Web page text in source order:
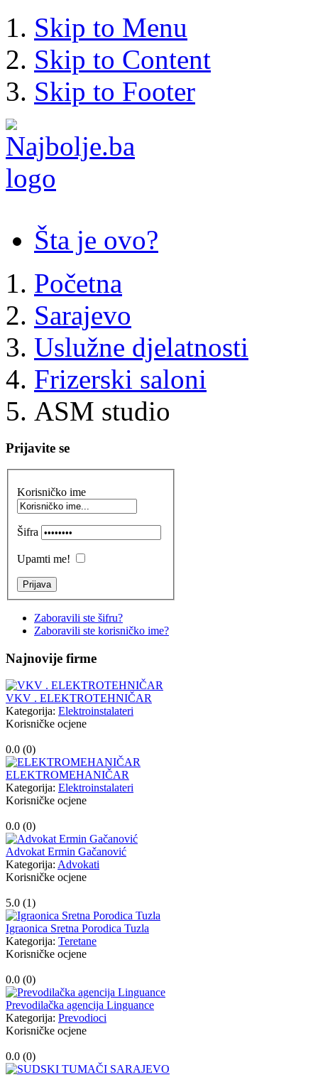
Skip to Menu
Skip to Content
Skip to Footer
Šta je ovo?
Početna
Sarajevo
Uslužne djelatnosti
Frizerski saloni
ASM studio
Prijavite se
Korisničko ime
Šifra
Upamti me!
Zaboravili ste šifru?
Zaboravili ste korisničko ime?
Najnovije firme
VKV . ELEKTROTEHNIČAR
Kategorija: Elektroinstalateri
Korisničke ocjene
0.0 (0)
ELEKTROMEHANIČAR
Kategorija: Elektroinstalateri
Korisničke ocjene
0.0 (0)
Advokat Ermin Gačanović
Kategorija: Advokati
Korisničke ocjene
5.0 (1)
Igraonica Sretna Porodica Tuzla
Kategorija: Teretane
Korisničke ocjene
0.0 (0)
Prevodilačka agencija Linguance
Kategorija: Prevodioci
Korisničke ocjene
0.0 (0)